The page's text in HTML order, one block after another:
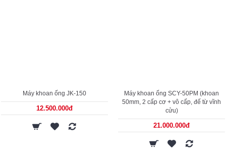
Máy khoan ống JK-150
12.500.000đ
Máy khoan ống SCY-50PM (khoan
50mm, 2 cấp cơ + vô cấp, đế từ vĩnh
cửu)
21.000.000đ